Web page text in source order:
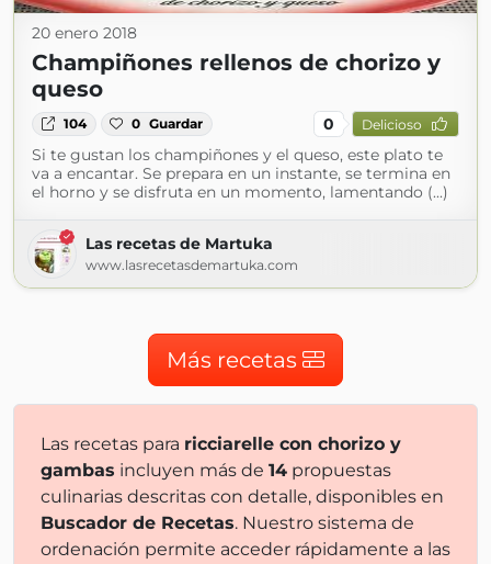
20 enero 2018
Champiñones rellenos de chorizo y
queso
104 0 Guardar 0 Delicioso
Si te gustan los champiñones y el queso, este plato te
va a encantar. Se prepara en un instante, se termina en
el horno y se disfruta en un momento, lamentando (...)
Las recetas de Martuka
www.lasrecetasdemartuka.com
Más recetas
Las recetas para ricciarelle con chorizo y
gambas incluyen más de 14 propuestas
culinarias descritas con detalle, disponibles en
Buscador de Recetas. Nuestro sistema de
ordenación permite acceder rápidamente a las